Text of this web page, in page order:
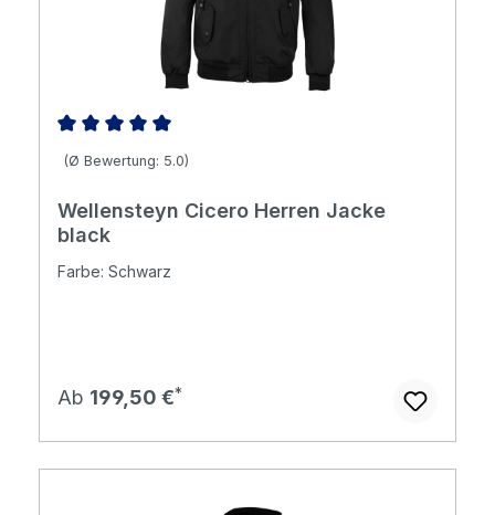
Durchschnittliche Bewertung von 5 von 5 Sternen
(Ø Bewertung: 5.0)
Wellensteyn Cicero Herren Jacke
black
Farbe: Schwarz
Regulärer Preis:
Ab 199,50 €